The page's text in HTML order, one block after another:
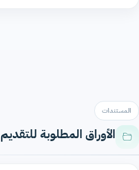
المستندات
الأوراق المطلوبة للتقديم